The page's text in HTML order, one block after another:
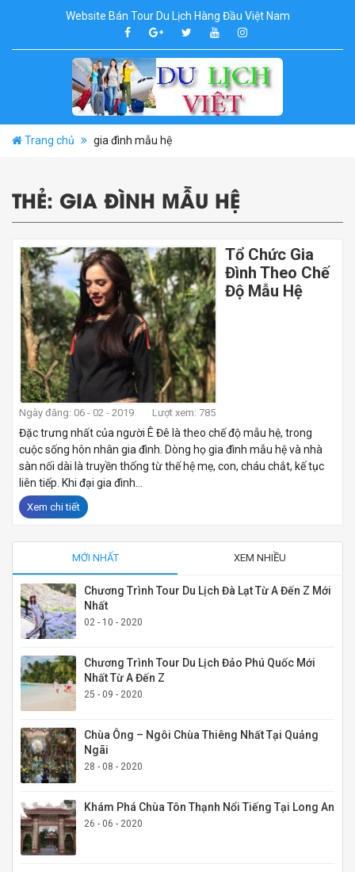
Website Bán Tour Du Lịch Hàng Đầu Việt Nam
Trang chủ gia đình mẫu hệ
THẺ: GIA ĐÌNH MẪU HỆ
Tổ Chức Gia
Đình Theo Chế
Độ Mẫu Hệ
Ngày đăng: 06 - 02 - 2019 Lượt xem: 785
Đặc trưng nhất của người Ê Đê là theo chế độ mẫu hệ, trong
cuộc sống hôn nhân gia đình. Dòng họ gia đình mẫu hệ và nhà
sàn nối dài là truyền thống từ thế hệ mẹ, con, cháu chắt, kế tục
liên tiếp. Khi đại gia đình...
Xem chi tiết
MỚI NHẤT XEM NHIỀU
Chương Trình Tour Du Lịch Đà Lạt Từ A Đến Z Mới
Nhất
02 - 10 - 2020
Chương Trình Tour Du Lịch Đảo Phú Quốc Mới
Nhất Từ A Đến Z
25 - 09 - 2020
Chùa Ông – Ngôi Chùa Thiêng Nhất Tại Quảng
Ngãi
28 - 08 - 2020
Khám Phá Chùa Tôn Thạnh Nổi Tiếng Tại Long An
26 - 06 - 2020